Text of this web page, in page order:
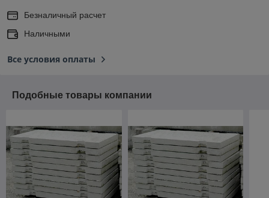
Безналичный расчет
Наличными
Все условия оплаты
Подобные товары компании